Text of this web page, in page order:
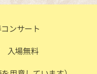
ンサート
入場無料